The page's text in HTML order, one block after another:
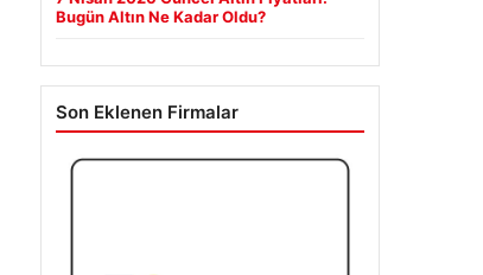
Bugün Altın Ne Kadar Oldu?
Son Eklenen Firmalar